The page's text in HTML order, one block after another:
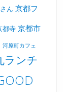
ん 京都フ
都寺 京都市
河原町カフェ
ランチ